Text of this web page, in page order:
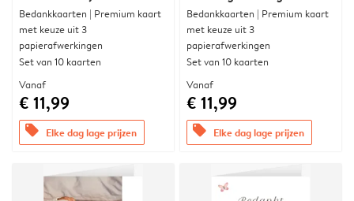
Bedankkaarten | Premium kaart
met keuze uit 3
papierafwerkingen
Set van 10 kaarten
Vanaf
€ 11,99
offers Elke dag lage prijzen
Bedankkaarten | Premium kaart
met keuze uit 3
papierafwerkingen
Set van 10 kaarten
Vanaf
€ 11,99
offers Elke dag lage prijzen